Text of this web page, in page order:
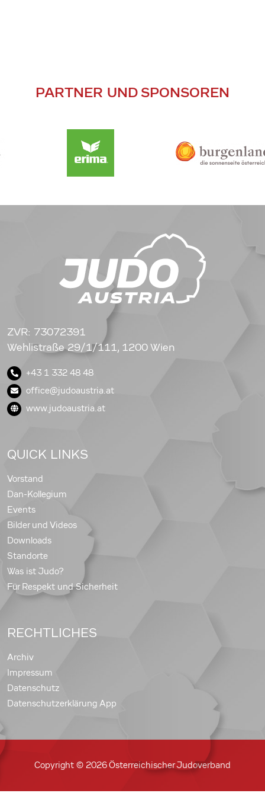
PARTNER UND SPONSOREN
ZVR: 73072391
Wehlistraße 29/1/111, 1200 Wien
+43 1 332 48 48
office@judoaustria.at
www.judoaustria.at
QUICK LINKS
Vorstand
Dan-Kollegium
Events
Bilder und Videos
Downloads
Standorte
Was ist Judo?
Für Respekt und Sicherheit
RECHTLICHES
Archiv
Impressum
Datenschutz
Datenschutzerklärung App
Copyright © 2026 Österreichischer Judoverband